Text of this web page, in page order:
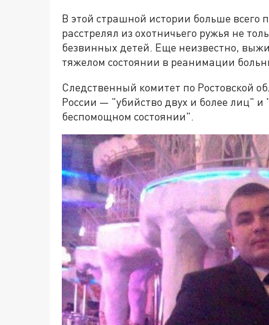
В этой страшной истории больше всего
расстрелял из охотничьего ружья не
безвинных детей. Еще неизвестно,
тяжелом состоянии в реанимации
Следственный комитет по Ростовской
России — "убийство двух и более лиц"
беспомощном состоянии".